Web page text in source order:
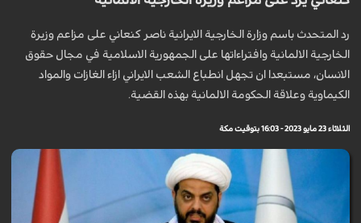
رد المتحدث باسم وزارة الخارجية الايرانية ناصر كنعاني على مزاعم وزيرة
الخارجية الالمانية وافتراءاتها على الجمهورية الاسلامية في مجال حقوق
الانسان، مستبعدا ان تجهل انطباع الشعب الايراني ازاء الغازات والمواد
الكيماوية وعلاقة الحكومة الالمانية بهذه القضية.
الثلاثاء 23 مايو 2023 - 16:03 بتوقيت مكة